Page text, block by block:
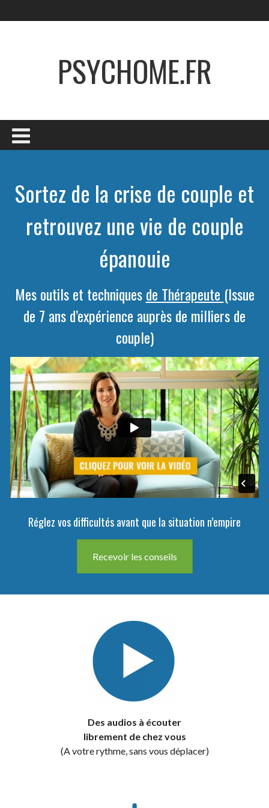
PSYCHOME.FR
Sortez de la crise de couple et
retrouvez une vie de couple
épanouie
Mes outils et techniquesde Thérapeute (Issue
de 7 ans d’expérience auprès de milliers de
couple)
Réglez vos difficultés avant que la situation n’empire
Recevoir les conseils
Des audios à écouter
librement de chez vous
(A votre rythme, sans vous déplacer)